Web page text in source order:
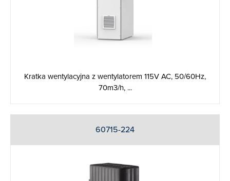
Kratka wentylacyjna z wentylatorem 115V AC, 50/60Hz,
70m3/h, ...
60715-224